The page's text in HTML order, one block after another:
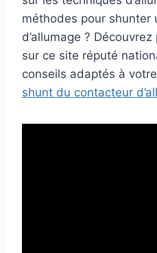
méthodes pour shunter
d’allumage ?
sur ce site réputé
conseils adaptés à
shunt du contacteur